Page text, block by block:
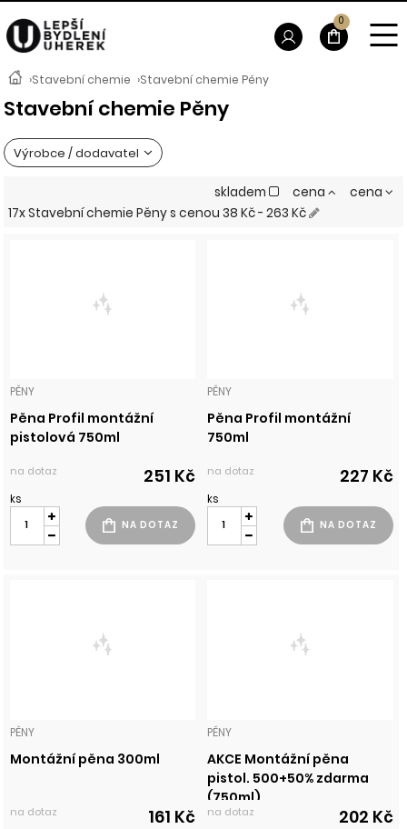
›Stavební chemie ›Stavební chemie Pěny
Stavební chemie Pěny
Výrobce / dodavatel
skladem cena
cena
17x Stavební chemie Pěnys cenou38 Kč - 263 Kč
PĚNY
Pěna Profil montážní
pistolová 750ml
na dotaz 251 Kč
ks
PĚNY
Pěna Profil montážní
750ml
na dotaz 227 Kč
ks
PĚNY
Montážní pěna 300ml
na dotaz 161 Kč
PĚNY
AKCE Montážní pěna
pistol. 500+50% zdarma
(750ml)
na dotaz 202 Kč
0